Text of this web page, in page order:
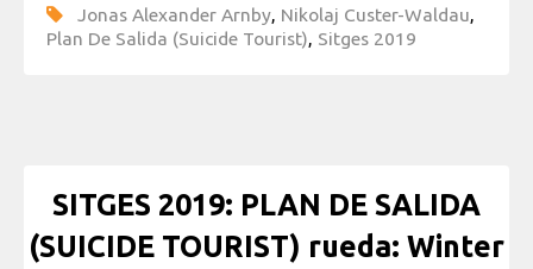
Jonas Alexander Arnby, Nikolaj Custer-Waldau,
Plan De Salida (Suicide Tourist), Sitges 2019
SITGES 2019: PLAN DE SALIDA
(SUICIDE TOURIST) rueda: Winter